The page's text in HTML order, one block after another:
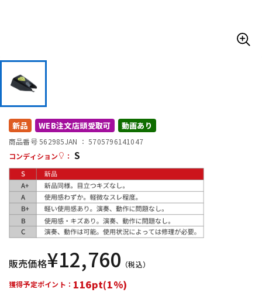
配信/ライブ機器
中古
新品 WEB注文店頭受取可 動画あり
商品番号 562985JAN ：5705796141047
コンディション
： S
販売価格¥12,760 （税込）
獲得予定ポイント： 116pt(1%)